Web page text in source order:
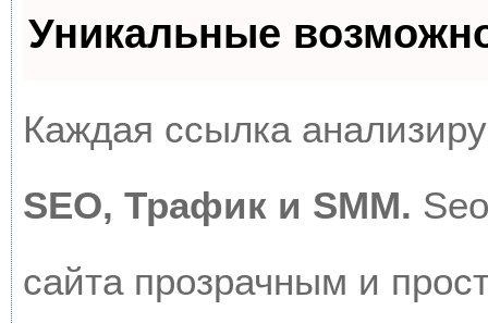
Уникальные
Каждая ссылка
SEO, Трафик и SMM.
сайта прозрачным и